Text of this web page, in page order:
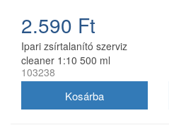
2.590 Ft
Ipari zsírtalanító szerviz
cleaner 1:10 500 ml
szórófejjel
103238